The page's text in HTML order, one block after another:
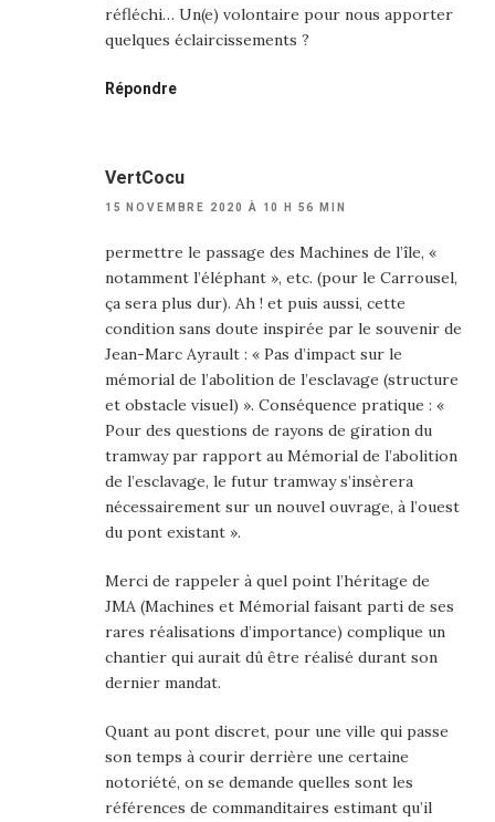
réfléchi… Un(e) volontaire pour nous apporter
quelques éclaircissements ?
Répondre
VertCocu
15 NOVEMBRE 2020 À 10 H 56 MIN
permettre le passage des Machines de l’île, «
notamment l’éléphant », etc. (pour le Carrousel,
ça sera plus dur). Ah ! et puis aussi, cette
condition sans doute inspirée par le souvenir de
Jean-Marc Ayrault : « Pas d’impact sur le
mémorial de l’abolition de l’esclavage (structure
et obstacle visuel) ». Conséquence pratique : «
Pour des questions de rayons de giration du
tramway par rapport au Mémorial de l’abolition
de l’esclavage, le futur tramway s’insèrera
nécessairement sur un nouvel ouvrage, à l’ouest
du pont existant ».
Merci de rappeler à quel point l’héritage de
JMA (Machines et Mémorial faisant parti de ses
rares réalisations d’importance) complique un
chantier qui aurait dû être réalisé durant son
dernier mandat.
Quant au pont discret, pour une ville qui passe
son temps à courir derrière une certaine
notoriété, on se demande quelles sont les
références de commanditaires estimant qu’il